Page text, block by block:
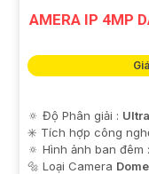
AMERA IP 4MP
🔅 Độ Phân giải :
✳️ Tích hợp công
🔅 Hình ảnh ban đêm :
🔩 Loại Camera